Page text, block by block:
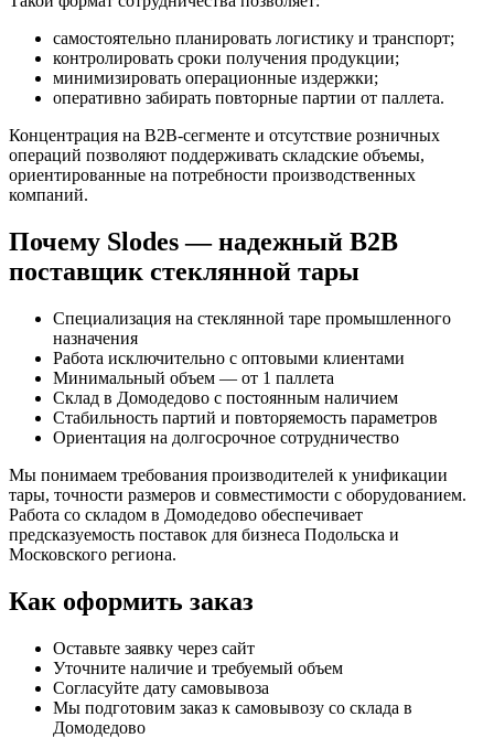
самостоятельно планировать логистику и транспорт;
контролировать сроки получения продукции;
минимизировать операционные издержки;
оперативно забирать повторные партии от паллета.
Концентрация на B2B-сегменте и отсутствие розничных
операций позволяют поддерживать складские объемы,
ориентированные на потребности производственных
компаний.
Почему Slodes — надежный B2B
поставщик стеклянной тары
Специализация на стеклянной таре промышленного
назначения
Работа исключительно с оптовыми клиентами
Минимальный объем — от 1 паллета
Склад в Домодедово с постоянным наличием
Стабильность партий и повторяемость параметров
Ориентация на долгосрочное сотрудничество
Мы понимаем требования производителей к унификации
тары, точности размеров и совместимости с оборудованием.
Работа со складом в Домодедово обеспечивает
предсказуемость поставок для бизнеса Подольска и
Московского региона.
Как оформить заказ
Оставьте заявку через сайт
Уточните наличие и требуемый объем
Согласуйте дату самовывоза
Мы подготовим заказ к самовывозу со склада в
Домодедово